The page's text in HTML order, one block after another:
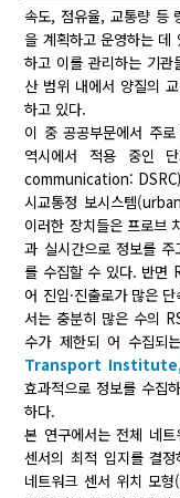
속도, 점유율, 교통량 등
을 계획하고 운영하는 데
하고 이를 관리하는 기관
산 범위 내에서 양질의
하고 있다.
이 중 공공부문에서 주
역시에서 적용 중인
communication: DSRC)
시교통정 보시스템
이러한 장치들은 프로
과 실시간으로 정보를 주
를 수집할 수 있다. 반면
어 진입·진출로가 많은
서는 충분히 많은 수의
수가 제한되 어 수집되
Transport
효과적으로 정보를 수집
하다.
본 연구에서는 전체 네
센서의 최적 입지를 결
네트워크 센서 위치